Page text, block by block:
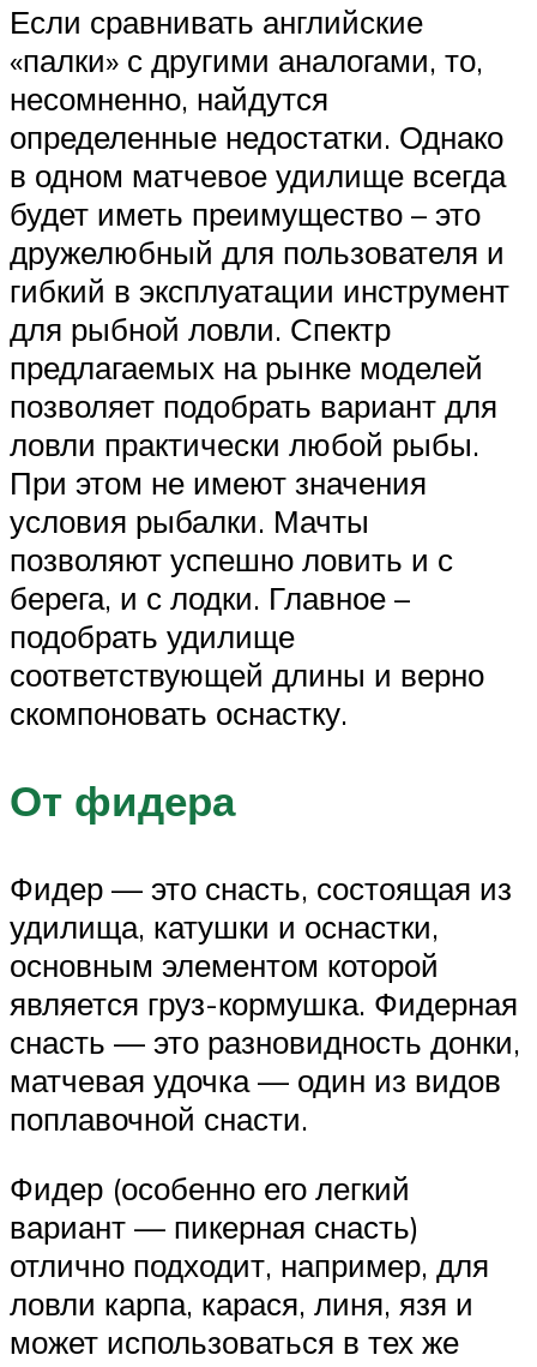
Если сравнивать английские
«палки» с другими аналогами, то,
несомненно, найдутся
определенные недостатки. Однако
в одном матчевое удилище всегда
будет иметь преимущество – это
дружелюбный для пользователя и
гибкий в эксплуатации инструмент
для рыбной ловли. Спектр
предлагаемых на рынке моделей
позволяет подобрать вариант для
ловли практически любой рыбы.
При этом не имеют значения
условия рыбалки. Мачты
позволяют успешно ловить и с
берега, и с лодки. Главное –
подобрать удилище
соответствующей длины и верно
скомпоновать оснастку.
От фидера
Фидер — это снасть, состоящая из
удилища, катушки и оснастки,
основным элементом которой
является груз-кормушка. Фидерная
снасть — это разновидность донки,
матчевая удочка — один из видов
поплавочной снасти.
Фидер (особенно его легкий
вариант — пикерная снасть)
отлично подходит, например, для
ловли карпа, карася, линя, язя и
может использоваться в тех же